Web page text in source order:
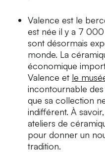
Valence est le
est née il y a 7
sont désormais
monde. La
économique
Valence et le
incontournable des
que sa collection
indifférent. À
ateliers de
pour donner un
tradition.